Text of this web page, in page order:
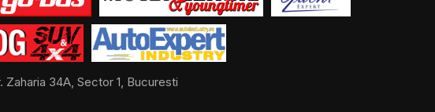
34A, Sector 1, Bucuresti